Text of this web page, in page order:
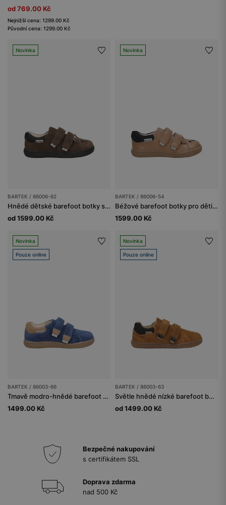
od 769.00 Kč
Nejnižší cena: 1299.00 Kč
Původní cena: 1299.00 Kč
Novinka
BARTEK / 86006-62
Hnědé dětské barefoot botky s medvídkem na špičce BARTEK 86006-62
od 1599.00 Kč
Novinka
BARTEK / 86006-54
Béžové barefoot botky pro děti s medvídkem na špičce BARTEK 86006-54
1599.00 Kč
Novinka
Pouze online
BARTEK / 86003-66
Tmavě modro-hnědé barefoot boty s reflexními prvky BARTEK 86003-66
1499.00 Kč
Novinka
Pouze online
BARTEK / 86003-63
Světle hnědé nízké barefoot boty BARTEK 86003-63
od 1499.00 Kč
Bezpečné nakupování
s certifikátem SSL
Doprava zdarma
nad 500 Kč